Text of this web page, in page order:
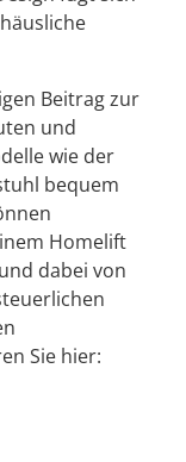
Beitrag zur
und
wie der
bequem
Homelift
dabei von
Sie hier: